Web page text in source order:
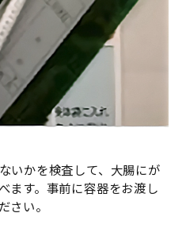
いかを検査して、大腸にが
ます。事前に容器をお渡し
さい。